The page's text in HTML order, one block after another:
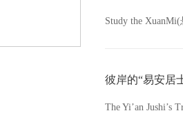
Study the
彼岸的“易安居
The Yi’an Jushi’s